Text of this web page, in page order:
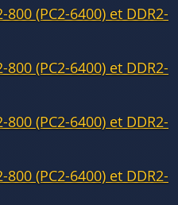
(PC2-6400) et DDR2-
(PC2-6400) et DDR2-
(PC2-6400) et DDR2-
(PC2-6400) et DDR2-